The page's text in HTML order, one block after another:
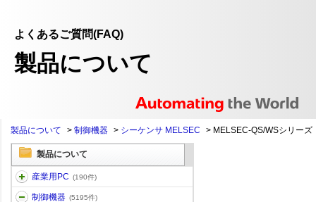
よくあるご質問(FAQ)
製品について
製品について > 制御機器 > シーケンサ MELSEC > MELSEC-QS/WSシリーズ
製品について
産業用PC (190件)
制御機器 (5195件)